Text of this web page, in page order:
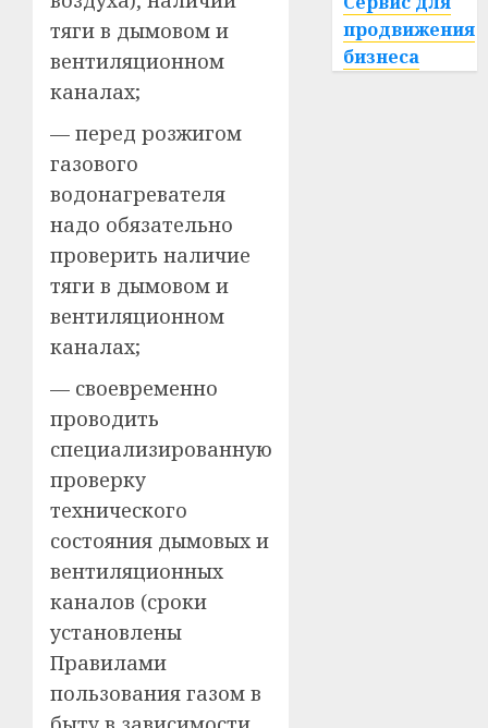
тяги в дымовом и
вентиляционном
каналах;
— перед розжигом
газового
водонагревателя
надо обязательно
проверить наличие
тяги в дымовом и
вентиляционном
каналах;
— своевременно
проводить
специализированную
проверку
технического
состояния дымовых и
вентиляционных
каналов (сроки
установлены
Правилами
пользования газом в
продвижения
бизнеса